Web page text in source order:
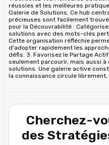
réussies et les meilleures
Galerie de Solutions. Ce hub
précieuses sont facilement
pour la Découvrabilité :
solutions avec des mots-clés
Cette organisation réfléchie
d'adopter rapidement les
défis. 3. Favorisez le Partage
seulement parcourir, mais aussi
solutions. Une galerie active
la connaissance circule
Cherchez-
des